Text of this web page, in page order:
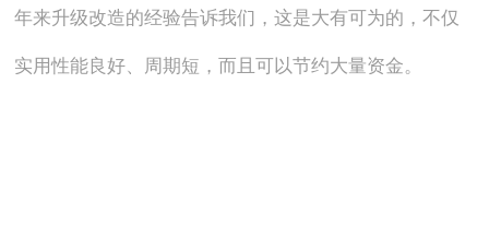
年来升级改造的经验告诉我们，这是大有可为的，不仅
实用性能良好、周期短，而且可以节约大量资金。